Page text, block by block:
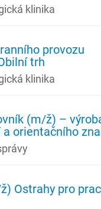
klinika
provozu
trh
klinika
(m/ž) –
orientačního
Ostrahy pro